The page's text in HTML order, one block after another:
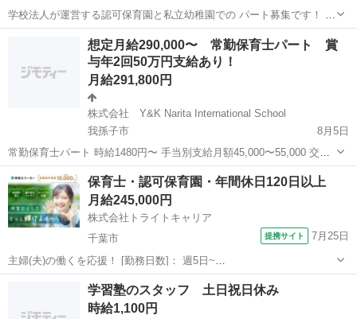
学校法人が運営する認可保育園と私立幼稚園での パート募集です！ ブ
ランクがある方、産後復帰を考えている方！どなたでも大歓迎です！
残業なし、福利厚生がばっちりの園で働きませんか？ 職員数 (保育園)
我孫子市 保育士
想定月給290,000〜 常勤保育士パート 賞
与年2回50万円支給あり！
月給291,800円
株式会社 Y&K Narita International School
我孫子市
8月5日
常勤保育士パート 時給1480円〜 手当別支給月額45,000〜55,000 交通
費月額上限10万円支給 賞与年2回つき（50万円前後） 想定月給
290,000〜 想定年収 4,000,000〜 ...
千葉 我孫子市 保育士 パート
保育士・認可保育園・年間休日120日以上
月給245,000円
株式会社トライトキャリア
千葉市
提携サイト 7月25日
主婦(夫)の働くを応援！ [勤務日数]： 週5日~
06:45~15:45/08:30~17:30/11:15~20:15 [勤務地・最寄駅]： 千葉県千葉
市中央区矢作町823-56 非公開 県庁前(千葉県)駅自動車6...
千葉市 保育士
学習塾のスタッフ 土日祝日休み
時給1,100円